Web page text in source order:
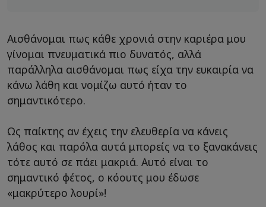
Αισθάνομαι πως κάθε χρονιά στην καριέρα μου
γίνομαι πνευματικά πιο δυνατός, αλλά
παράλληλα αισθάνομαι πως είχα την ευκαιρία να
κάνω λάθη και νομίζω αυτό ήταν το
σημαντικότερο.
Ως παίκτης αν έχεις την ελευθερία να κάνεις
λάθος και παρόλα αυτά μπορείς να το ξανακάνεις
τότε αυτό σε πάει μακριά. Αυτό είναι το
σημαντικό φέτος, ο κόουτς μου έδωσε
«μακρύτερο λουρί»!